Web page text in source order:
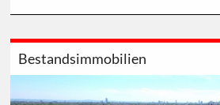
Bestandsimmobilien